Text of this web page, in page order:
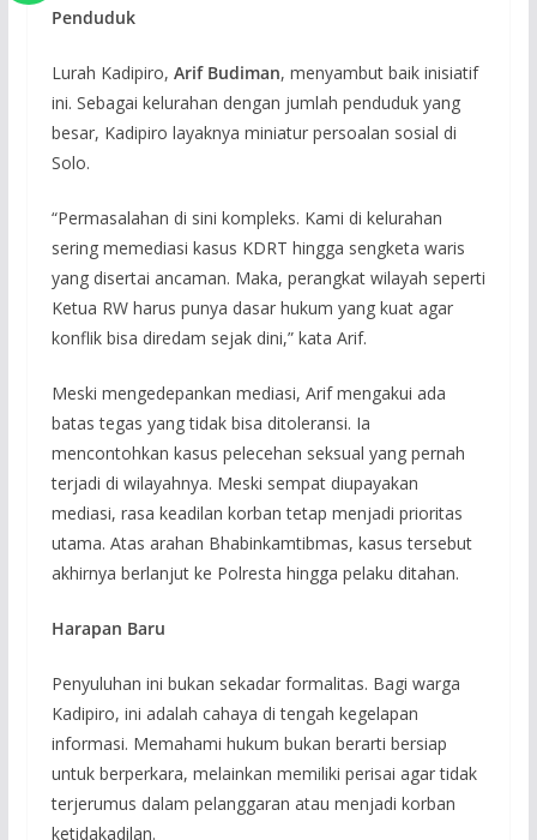
Penduduk
Lurah Kadipiro, Arif Budiman, menyambut baik inisiatif
ini. Sebagai kelurahan dengan jumlah penduduk yang
besar, Kadipiro layaknya miniatur persoalan sosial di
Solo.
“Permasalahan di sini kompleks. Kami di kelurahan
sering memediasi kasus KDRT hingga sengketa waris
yang disertai ancaman. Maka, perangkat wilayah seperti
Ketua RW harus punya dasar hukum yang kuat agar
konflik bisa diredam sejak dini,” kata Arif.
Meski mengedepankan mediasi, Arif mengakui ada
batas tegas yang tidak bisa ditoleransi. Ia
mencontohkan kasus pelecehan seksual yang pernah
terjadi di wilayahnya. Meski sempat diupayakan
mediasi, rasa keadilan korban tetap menjadi prioritas
utama. Atas arahan Bhabinkamtibmas, kasus tersebut
akhirnya berlanjut ke Polresta hingga pelaku ditahan.
Harapan Baru
Penyuluhan ini bukan sekadar formalitas. Bagi warga
Kadipiro, ini adalah cahaya di tengah kegelapan
informasi. Memahami hukum bukan berarti bersiap
untuk berperkara, melainkan memiliki perisai agar tidak
terjerumus dalam pelanggaran atau menjadi korban
ketidakadilan.